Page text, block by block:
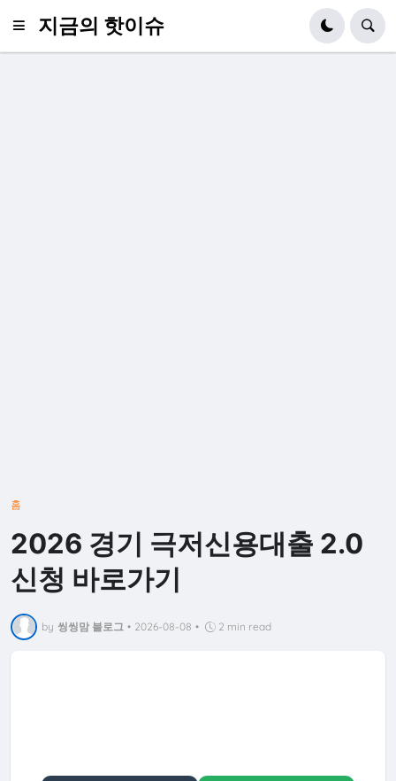
지금의 핫이슈
홈
2026 경기 극저신용대출 2.0
신청 바로가기
by 씽씽맘 블로그 • 2026-08-08 • 2 min read